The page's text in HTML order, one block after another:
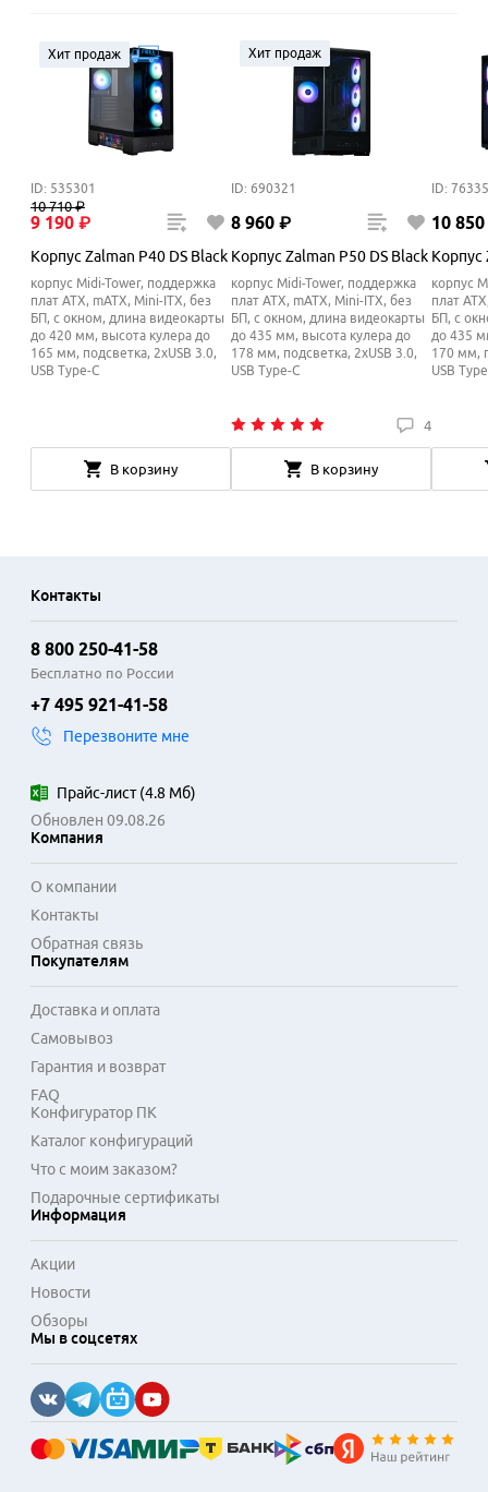
Хит продаж
ID: 535301
10 710 ₽
9 190 ₽
Корпус Zalman P40 DS Black
корпус Midi-Tower, поддержка
плат ATX, mATX, Mini-ITX, без
БП, с окном, длина видеокарты
до 420 мм, высота кулера до
165 мм, подсветка, 2xUSB 3.0,
USB Type-C
В корзину
Хит продаж
ID: 690321
8 960 ₽
Корпус Zalman P50 DS Black
корпус Midi-Tower, поддержка
плат ATX, mATX, Mini-ITX, без
БП, с окном, длина видеокарты
до 435 мм, высота кулера до
178 мм, подсветка, 2xUSB 3.0,
USB Type-C
4
В корзину
ID:
10 850
Корпус
корпус
плат
БП, с
до 435
170 мм,
USB
Контакты
8 800 250-41-58
Бесплатно по России
+7 495 921-41-58
Перезвоните мне
Прайс-лист(4.8 Мб)
Обновлен 09.08.26
Компания
О компании
Контакты
Обратная связь
Покупателям
Доставка и оплата
Самовывоз
Гарантия и возврат
FAQ
Конфигуратор ПК
Каталог конфигураций
Что с моим заказом?
Подарочные сертификаты
Информация
Акции
Новости
Обзоры
Мы в соцсетях